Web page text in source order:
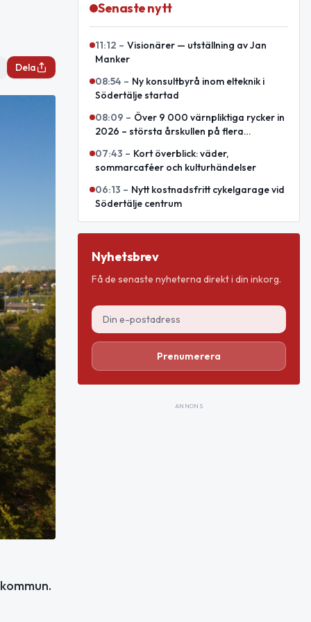
Dela
Senaste nytt
11:12 – Visionärer — utställning av Jan
Manker
08:54 – Ny konsultbyrå inom elteknik i
Södertälje startad
08:09 – Över 9 000 värnpliktiga rycker in
2026 – största årskullen på flera
07:43 – Kort överblick: väder,
sommarcaféer och kulturhändelser
06:13 – Nytt kostnadsfritt cykelgarage vid
Södertälje centrum
Nyhetsbrev
Få de senaste nyheterna direkt i din inkorg.
Prenumerera
ANNONS